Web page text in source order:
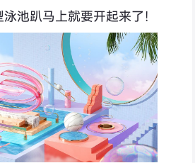
池趴马上就要开起来了！